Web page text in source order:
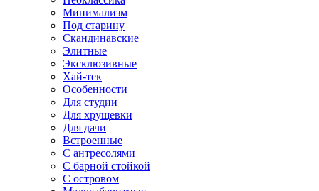
Минимализм
Под старину
Скандинавские
Элитные
Эксклюзивные
Хай-тек
Особенности
Для студии
Для хрущевки
Для дачи
Встроенные
С антресолями
С барной стойкой
С островом